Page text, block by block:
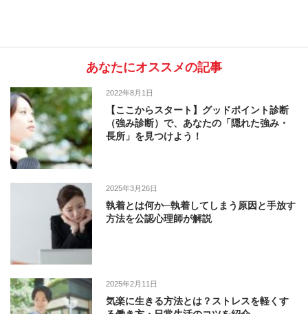
あなたにオススメの記事
2022年8月1日
【ここからスタート】グッドポイント診断
（強み診断）で、あなたの「隠れた強み・
長所」を見つけよう！
2025年3月26日
執着とは何か─執着してしまう原因と手放す
方法を公認心理師が解説
2025年2月11日
気楽に生きる方法とは？ストレスを軽くす